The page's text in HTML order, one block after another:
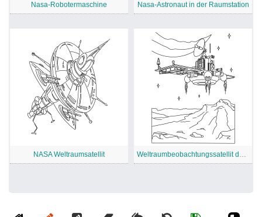
Nasa-Robotermaschine Nasa-Astronaut in der Raumstation
NASA Weltraumsatellit Weltraumbeobachtungssatellit der Nasa